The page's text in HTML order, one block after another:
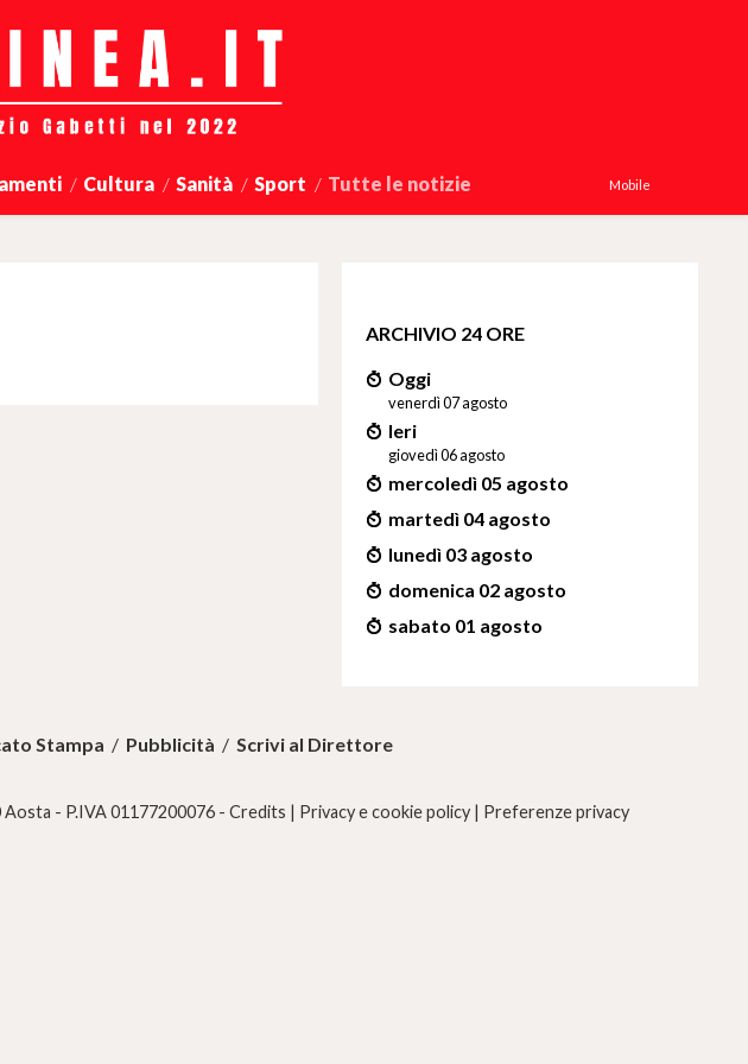
Cultura Sanità Sport Tutte le notizie Mobile
ARCHIVIO 24 ORE
Oggi
venerdì 07 agosto
Ieri
giovedì 06 agosto
mercoledì 05 agosto
martedì 04 agosto
lunedì 03 agosto
domenica 02 agosto
sabato 01 agosto
Stampa / Pubblicità / Scrivi al Direttore
- P.IVA 01177200076 - Credits Privacy e cookie policy Preferenze privacy